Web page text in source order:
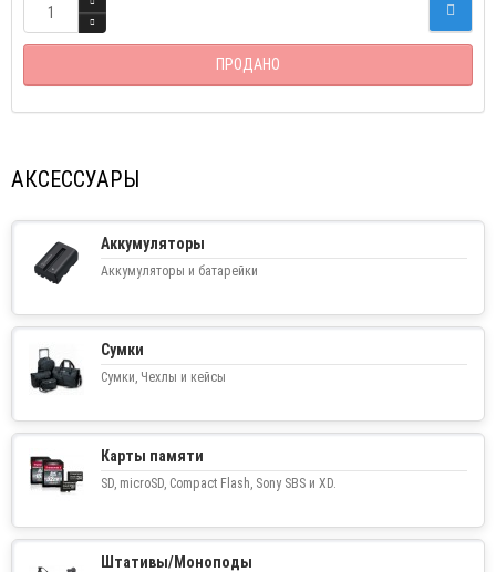
ПРОДАНО
АКСЕССУАРЫ
Аккумуляторы
Аккумуляторы и батарейки
Сумки
Сумки, Чехлы и кейсы
Карты памяти
SD, microSD, Compact Flash, Sony SBS и XD.
Штативы/Моноподы